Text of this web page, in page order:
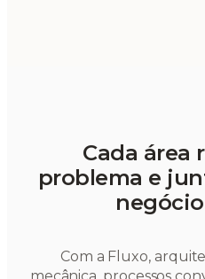
Cada área
problema e
Com a Fluxo,